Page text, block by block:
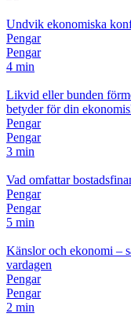
Undvik ekonomiska
Pengar
Pengar
4 min
Likvid eller bunden
betyder för din
Pengar
Pengar
3 min
Vad omfattar
Pengar
Pengar
5 min
Känslor och ekonomi –
vardagen
Pengar
Pengar
2 min